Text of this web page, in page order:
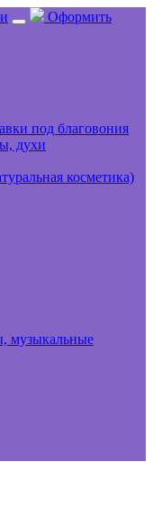
Оформить
под благовония
духи
косметика)
музыкальные